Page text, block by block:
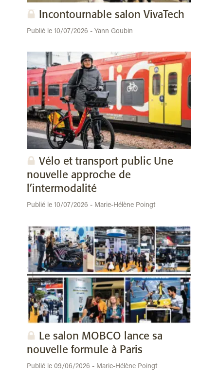
Incontournable salon VivaTech
Publié le 10/07/2026 - Yann Goubin
Vélo et transport public Une
nouvelle approche de
l’intermodalité
Publié le 10/07/2026 - Marie-Hélène Poingt
Le salon MOBCO lance sa
nouvelle formule à Paris
Publié le 09/06/2026 - Marie-Hélène Poingt